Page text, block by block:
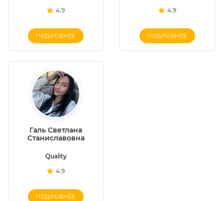
4.9
ПОДРОБНЕЕ
4.9
ПОДРОБНЕЕ
Галь Светлана
Станиславовна
Quality
4.9
ПОДРОБНЕЕ